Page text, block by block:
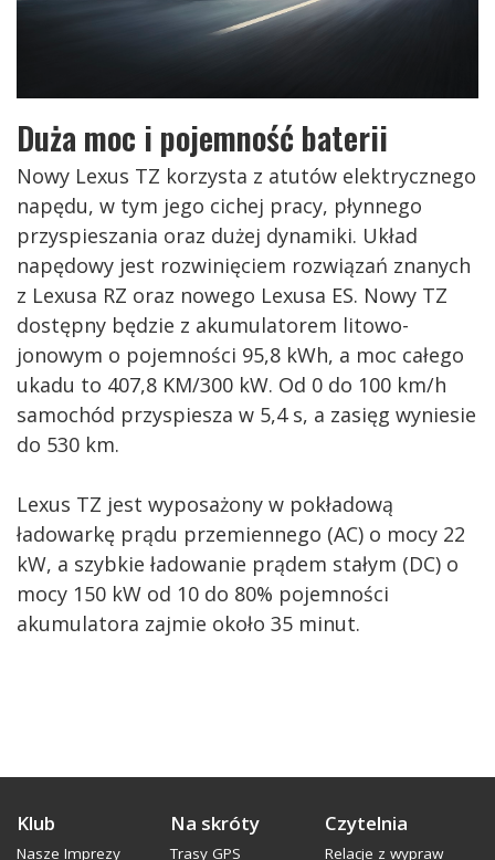
Duża moc i pojemność baterii
Nowy Lexus TZ korzysta z atutów elektrycznego
napędu, w tym jego cichej pracy, płynnego
przyspieszania oraz dużej dynamiki. Układ
napędowy jest rozwinięciem rozwiązań znanych
z Lexusa RZ oraz nowego Lexusa ES. Nowy TZ
dostępny będzie z akumulatorem litowo-
jonowym o pojemności 95,8 kWh, a moc całego
ukadu to 407,8 KM/300 kW. Od 0 do 100 km/h
samochód przyspiesza w 5,4 s, a zasięg wyniesie
do 530 km.
Lexus TZ jest wyposażony w pokładową
ładowarkę prądu przemiennego (AC) o mocy 22
kW, a szybkie ładowanie prądem stałym (DC) o
mocy 150 kW od 10 do 80% pojemności
akumulatora zajmie około 35 minut.
Klub
Nasze Imprezy
Na skróty
Trasy GPS
Czytelnia
Relacje z wypraw